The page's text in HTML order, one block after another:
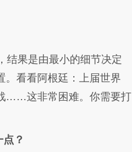
结果是由最小的细节决定
。看看阿根廷：上届世界
……这非常困难。你需要打
？